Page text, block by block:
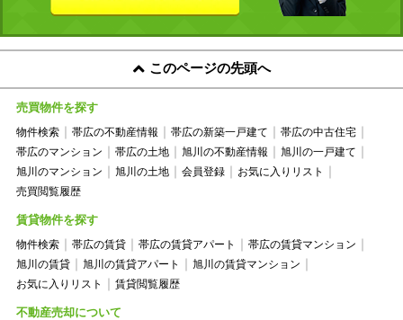
このページの先頭へ
売買物件を探す
物件検索 帯広の不動産情報 帯広の新築一戸建て
帯広の中古住宅
帯広のマンション
帯広の土地 旭川の不動産情報
旭川の一戸建て
旭川のマンション
旭川の土地 会員登録
お気に入りリスト
売買閲覧履歴
賃貸物件を探す
物件検索 帯広の賃貸 帯広の賃貸アパート
帯広の賃貸マンション
旭川の賃貸
旭川の賃貸アパート
旭川の賃貸マンション
お気に入りリスト
賃貸閲覧履歴
不動産売却について